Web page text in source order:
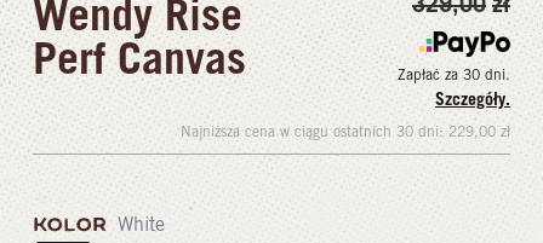
Wendy Rise
Perf Canvas
Zapłać za 30 dni.
Szczegóły.
Najniższa cena w ciągu ostatnich 30 dni:229,00 zł
KOLOR White